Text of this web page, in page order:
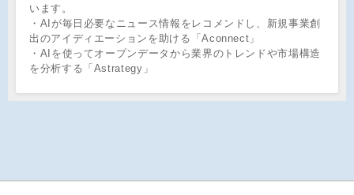
います。
・AIが毎日必要なニュース情報をレコメンドし、新規事業創
出のアイディエーションを助ける「Aconnect」
・AIを使ってオープンデータから業界のトレンドや市場構造
を分析する「Astrategy」